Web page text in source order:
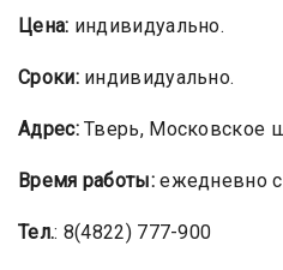
Цена: индивидуально.
Сроки:индивидуально.
Адрес:Тверь, Московское
Время работы:ежедневно с
Тел.: 8(4822) 777-900